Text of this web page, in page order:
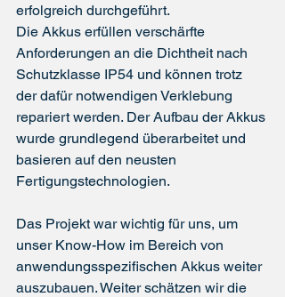
erfolgreich durchgeführt.
Die Akkus erfüllen verschärfte
Anforderungen an die Dichtheit nach
Schutzklasse IP54 und können trotz
der dafür notwendigen Verklebung
repariert werden. Der Aufbau der Akkus
wurde grundlegend überarbeitet und
basieren auf den neusten
Fertigungstechnologien.
Das Projekt war wichtig für uns, um
unser Know-How im Bereich von
anwendungsspezifischen Akkus weiter
auszubauen. Weiter schätzen wir die